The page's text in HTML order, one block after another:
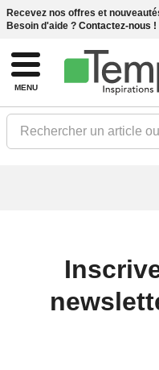
Recevez nos offres et
Besoin d'aide ? Contactez-nous !
MENU
Rechercher un article